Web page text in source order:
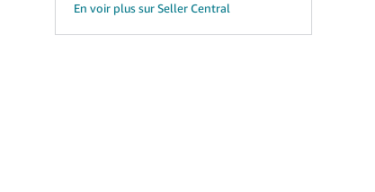
En voir plus sur Seller Central